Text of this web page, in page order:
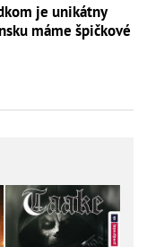
je unikátny
máme špičkové